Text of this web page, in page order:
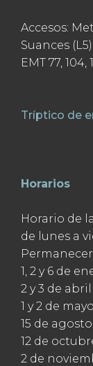
Accesos:
Suances (L5)
EMT 77, 104,
Tríptico de
Horarios
Horario de
de lunes a
1, 2 y 6 de
2 y 3 de abril
1 y 2 de mayo
15 de agosto
12 de
2 de